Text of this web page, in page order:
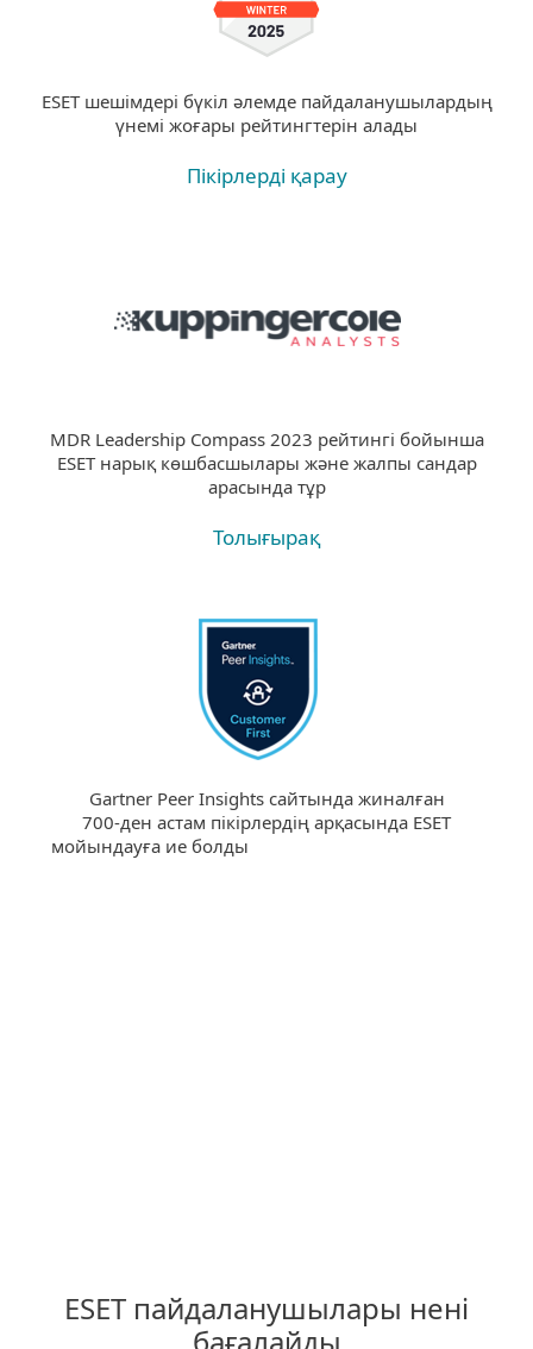
ESET шешімдері бүкіл әлемде пайдаланушылардың
үнемі жоғары рейтингтерін алады
Пікірлерді қарау
MDR Leadership Compass 2023 рейтингі бойынша
ESET нарық көшбасшылары және жалпы сандар
арасында тұр
Толығырақ
Gartner Peer Insights сайтында жиналған
700-ден астам пікірлердің арқасында ESET
мойындауға ие болды
ESET пайдаланушылары нені
бағалайды